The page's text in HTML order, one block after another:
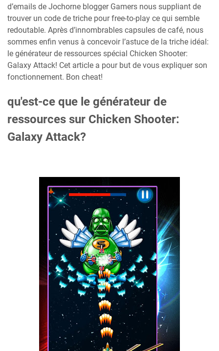
d’emails de Jochorne blogger Gamers nous suppliant de
trouver un code de triche pour free-to-play ce qui semble
redoutable. Après d’innombrables capsules de café, nous
sommes enfin venus à concevoir l’astuce de la triche idéal:
le générateur de ressources spécial Chicken Shooter:
Galaxy Attack! Cet article a pour but de vous expliquer son
fonctionnement. Bon cheat!
qu'est-ce que le générateur de
ressources sur Chicken Shooter:
Galaxy Attack?